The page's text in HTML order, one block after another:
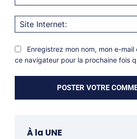
Enregistrez mon nom, mon e-
ce navigateur pour la prochaine fois
À la UNE